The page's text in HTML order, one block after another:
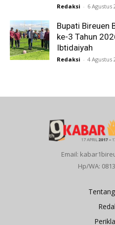
Redaksi - 6 Agustus
Bupati Bireuen
ke-3 Tahun
Ibtidaiyah
Redaksi - 4 Agustus
Email:
Hp/WA: